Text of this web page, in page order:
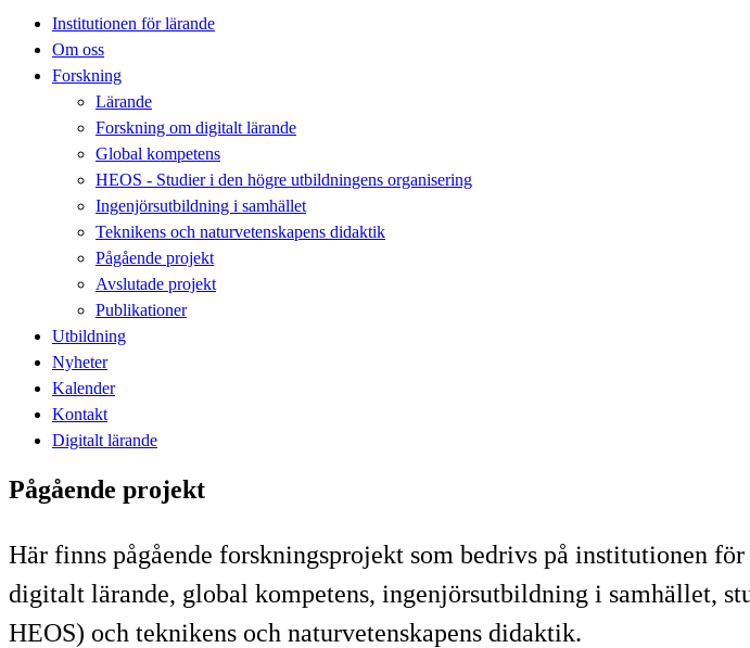
Institutionen för lärande
Om oss
Forskning
Lärande
Forskning om digitalt lärande
Global kompetens
HEOS - Studier i den högre utbildningens organisering
Ingenjörsutbildning i samhället
Teknikens och naturvetenskapens didaktik
Pågående projekt
Avslutade projekt
Publikationer
Utbildning
Nyheter
Kalender
Kontakt
Digitalt lärande
Pågående projekt
Här finns pågående forskningsprojekt som bedrivs på institutionen
digitalt lärande, global kompetens, ingenjörsutbildning i samhället,
HEOS) och teknikens och naturvetenskapens didaktik.